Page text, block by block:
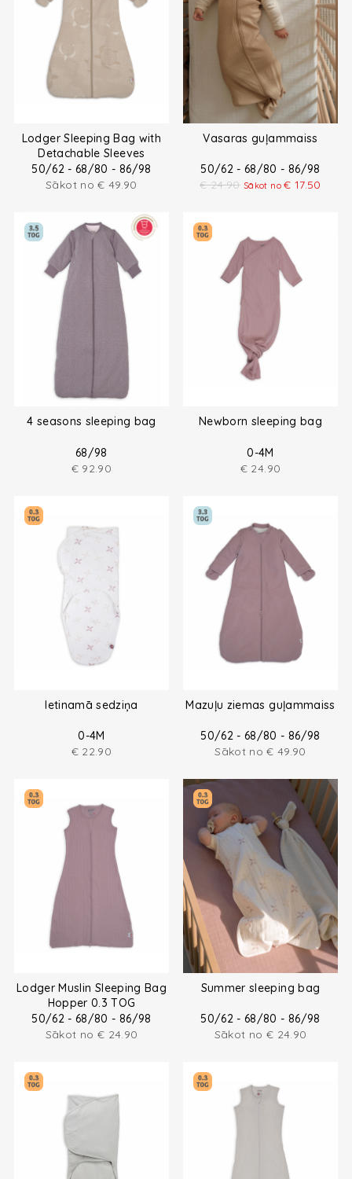
Lodger Sleeping Bag with
Detachable Sleeves
50/62 - 68/80 - 86/98
Sākot no€ 49.90
Vasaras guļammaiss
50/62 - 68/80 - 86/98
€ 24.90 Sākot no€ 17.50
4 seasons sleeping bag
68/98
€ 92.90
Newborn sleeping bag
0-4M
€ 24.90
Ietinamā sedziņa
0-4M
€ 22.90
Mazuļu ziemas guļammaiss
50/62 - 68/80 - 86/98
Sākot no€ 49.90
Lodger Muslin Sleeping Bag
Hopper 0.3 TOG
50/62 - 68/80 - 86/98
Sākot no € 24.90
Summer sleeping bag
50/62 - 68/80 - 86/98
Sākot no € 24.90